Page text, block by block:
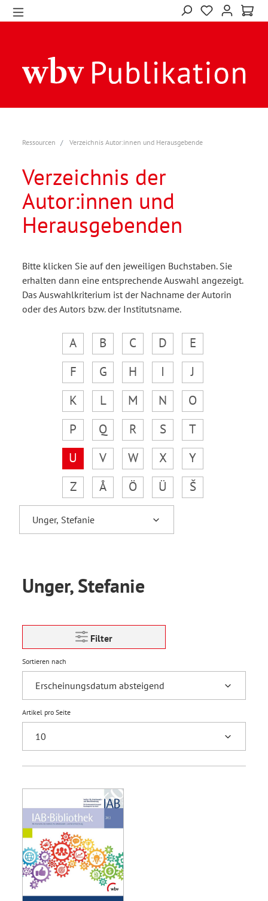
Ressourcen Verzeichnis Autor:innen und Herausgebende
Verzeichnis der
Autor:innen und
Herausgebenden
Bitte klicken Sie auf den jeweiligen Buchstaben. Sie
erhalten dann eine entsprechende Auswahl angezeigt.
Das Auswahlkriterium ist der Nachname der Autorin
oder des Autors bzw. der Institutsname.
A B C D
E
F
G H I
J
K
L M N
O
P
Q R S
T
U
V W X
Y
Z
Å Ö Ü Š
Unger, Stefanie
Filter
Sortieren nach
Artikel pro Seite